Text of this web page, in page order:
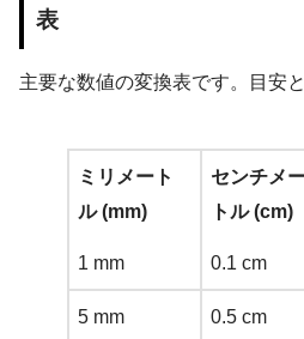
表
主要な数値の変換表です。目安
ミリメート
ル (mm)
センチメ
トル (cm)
1 mm 0.1 cm
5 mm 0.5 cm